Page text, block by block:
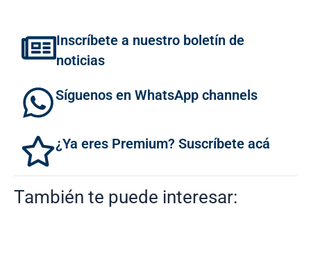
Inscríbete a nuestro boletín de
noticias
Síguenos en WhatsApp channels
¿Ya eres Premium? Suscríbete acá
También te puede interesar: